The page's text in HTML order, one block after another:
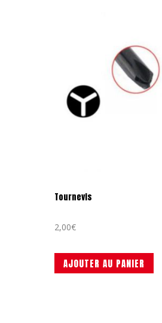
Tournevis
2,00€
AJOUTER AU PANIER